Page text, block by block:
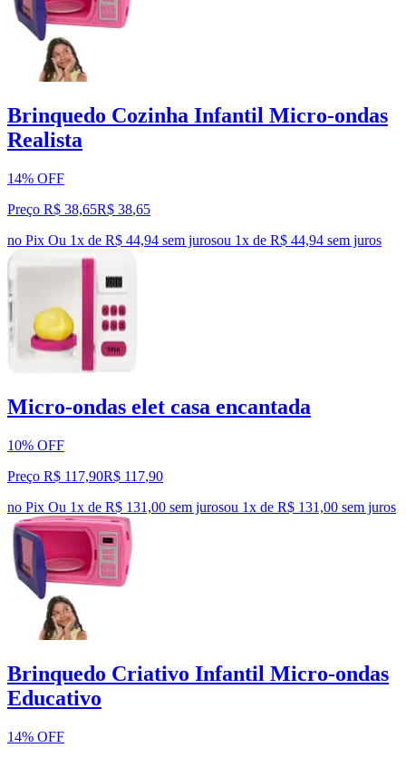
Brinquedo Cozinha Infantil Micro-ondas
Realista
14% OFF
Preço R$ 38,65R$ 38,65
no Pix Ou 1x de R$ 44,94 sem jurosou 1x de R$ 44,94 sem juros
Micro-ondas elet casa encantada
10% OFF
Preço R$ 117,90R$ 117,90
no Pix Ou 1x de R$ 131,00 sem jurosou 1x de R$ 131,00 sem juros
Brinquedo Criativo Infantil Micro-ondas
Educativo
14% OFF